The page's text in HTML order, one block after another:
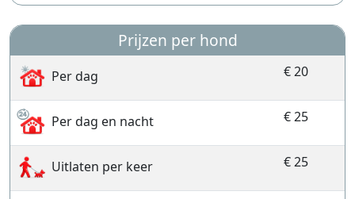
Prijzen per hond
Per dag € 20
Per dag en nacht € 25
Uitlaten per keer € 25